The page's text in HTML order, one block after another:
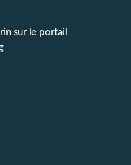
sur le portail